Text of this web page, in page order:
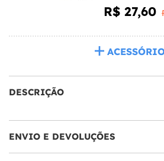
R$ 27,60
DESCRIÇÃO
ENVIO E DEVOLUÇÕES